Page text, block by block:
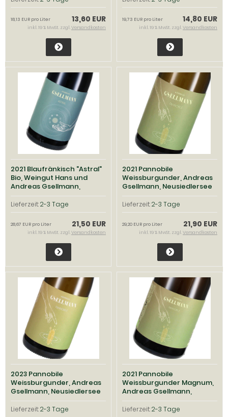
13,60 EUR
18,13 EUR pro Liter
inkl. 19 % MwSt. zzgl.Versandkosten
14,80 EUR
19,73 EUR pro Liter
inkl. 19 % MwSt. zzgl.Versandkosten
2021 Blaufränkisch "Astral"
Bio, Weingut Hans und
Andreas Gsellmann,
Neusiedlersee
Lieferzeit:2-3 Tage
21,50 EUR
28,67 EUR pro Liter
inkl. 19 % MwSt. zzgl.Versandkosten
2021 Pannobile
Weissburgunder, Andreas
Gsellmann, Neusiedlersee
Lieferzeit:2-3 Tage
21,90 EUR
29,20 EUR pro Liter
inkl. 19 % MwSt. zzgl.Versandkosten
2023 Pannobile
Weissburgunder, Andreas
Gsellmann, Neusiedlersee
Lieferzeit:2-3 Tage
2021 Pannobile
Weissburgunder Magnum,
Andreas Gsellmann,
Neusiedlersee
Lieferzeit:2-3 Tage